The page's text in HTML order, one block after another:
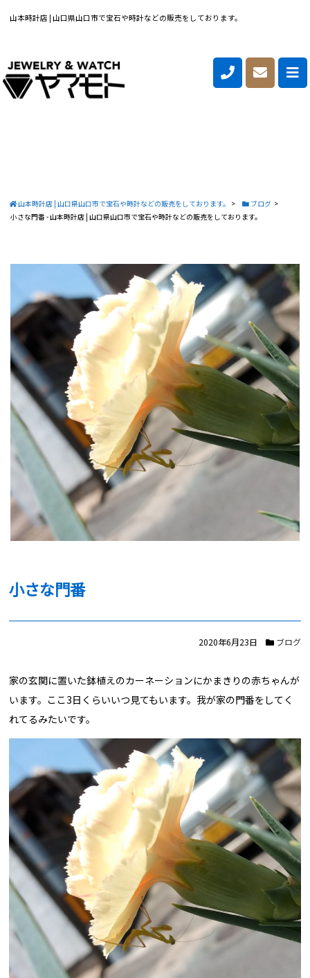
山本時計店 | 山口県山口市で宝石や時計などの販売をしております。
山本時計店 | 山口県山口市で宝石や時計などの販売をしております。 > ブログ >
小さな門番 - 山本時計店 | 山口県山口市で宝石や時計などの販売をしております。
小さな門番
2020年6月23日 ブログ
家の玄関に置いた鉢植えのカーネーションにかまきりの赤ちゃんが
います。ここ3日くらいいつ見てもいます。我が家の門番をしてく
れてるみたいです。